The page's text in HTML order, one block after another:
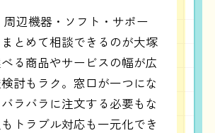
周辺機器・ソフト・サポー
まとめて相談できるのが大塚
る商品やサービスの幅が広
討もラク。窓口が一つにな
ラバラに注文する必要もな
トラブル対応も一元化でき